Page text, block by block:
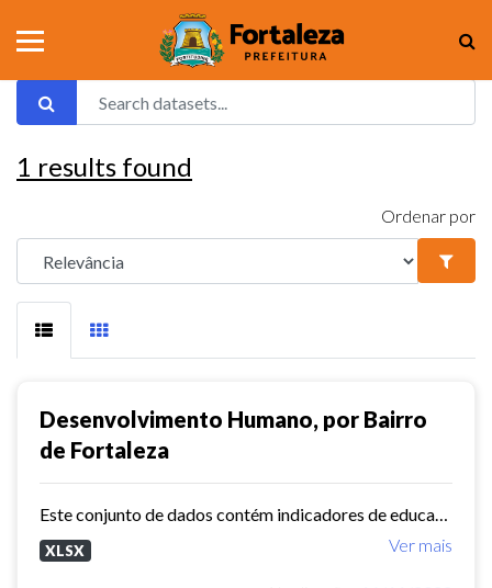
1 results found
Ordenar por
Desenvolvimento Humano, por Bairro
de Fortaleza
Ver mais
XLSX